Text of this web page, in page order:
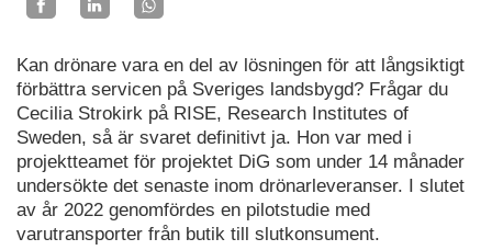
Kan drönare vara en del av lösningen för att långsiktigt
förbättra servicen på Sveriges landsbygd? Frågar du
Cecilia Strokirk på RISE, Research Institutes of
Sweden, så är svaret definitivt ja. Hon var med i
projektteamet för projektet DiG som under 14 månader
undersökte det senaste inom drönarleveranser. I slutet
av år 2022 genomfördes en pilotstudie med
varutransporter från butik till slutkonsument.